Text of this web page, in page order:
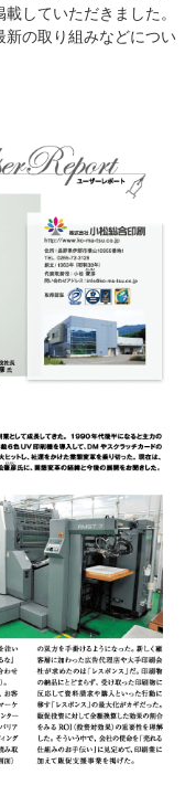
していただきました。
新の取り組みなどについ